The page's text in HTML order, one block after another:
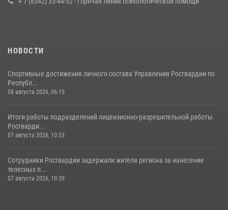
23 июля 2026, 11:54 4
НОВОСТИ
Спортивные достижения личного состава Управления Росгвардии по
Республ...
08 августа 2026, 06:15
Итоги работы подразделений лицензионно-разрешительной работы
Росгварди...
07 августа 2026, 10:53
Сотрудники Росгвардии задержали жителя региона за нанесение
телесных п...
07 августа 2026, 10:39